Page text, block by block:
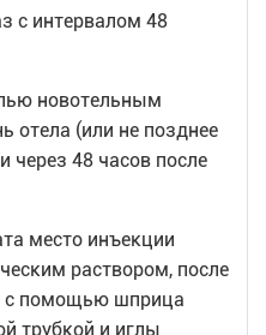
с интервалом 48
новотельным
отела (или не позднее
через 48 часов после
место инъекции
раствором, после
с помощью шприца
трубкой и иглы